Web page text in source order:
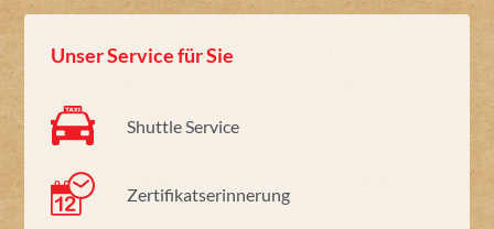
Unser Service für Sie
Shuttle Service
Zertifikatserinnerung